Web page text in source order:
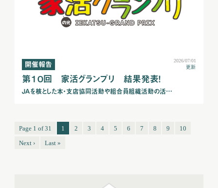
開催報告
2026/07/01
更新
第１０回 家活グランプリ 結果発表！
ＪＡを核とした本・支店協同活動や組合員組織活動の活…
Page 1 of 31 1 2 3 4 5 6 7 8 9
10
Next ›
Last »